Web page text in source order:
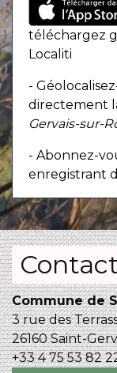
téléchargez
Localiti
-
directement
Gervais-sur-
- Abonnez-
enregistrant
Commune de
3 rue des
26160 Saint-
+33 4 75 53 82